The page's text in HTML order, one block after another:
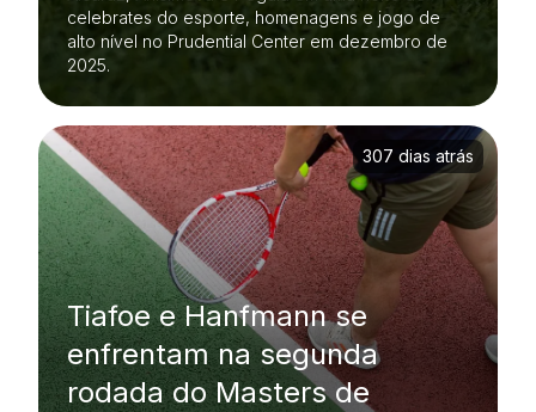
celebrates do esporte, homenagens e jogo de
alto nível no Prudential Center em dezembro de
2025.
Tiafoe e Hanfmann se
enfrentam na segunda
rodada do Masters de
307 dias atrás